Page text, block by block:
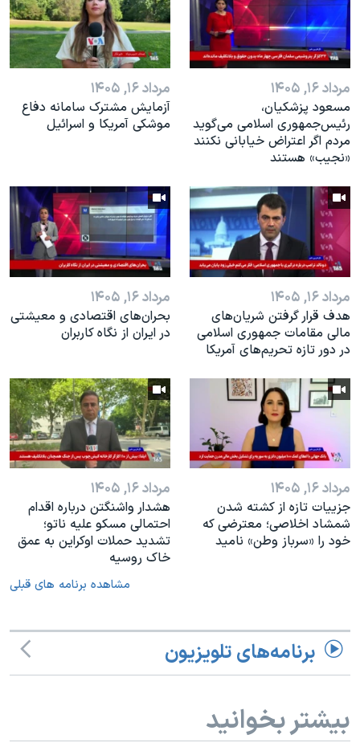
نرگس محمدی برنده جایزه نوبل صلح
همایش محافظه‌کاران آمریکا «سی‌پک»
صفحه‌های ویژه
سفر پرزیدنت ترامپ به چین
مرداد ۱۶, ۱۴۰۵
مسعود پزشکیان،
رئيس‌جمهوری اسلامی می‌گوید
مردم اگر اعتراض خیابانی نکنند
«نجیب» هستند
مرداد ۱۶, ۱۴۰۵
آزمایش مشترک سامانه دفاع
موشکی آمریکا و اسرائیل
مرداد ۱۶, ۱۴۰۵
هدف قرار گرفتن شریان‌های
مالی مقامات جمهوری اسلامی
در دور تازه تحریم‌های آمریکا
مرداد ۱۶, ۱۴۰۵
بحران‌های اقتصادی و معیشتی
در ایران از نگاه کاربران
مرداد ۱۶, ۱۴۰۵
جزییات تازه از کشته شدن
شمشاد اخلاصی؛ معترضی که
خود را «سرباز وطن» نامید
مرداد ۱۶, ۱۴۰۵
هشدار واشنگتن درباره اقدام
احتمالی مسکو علیه ناتو؛
تشدید حملات اوکراین به عمق
خاک روسیه
مشاهده برنامه های قبلی
برنامه‌های تلویزیون
بیشتر بخوانید